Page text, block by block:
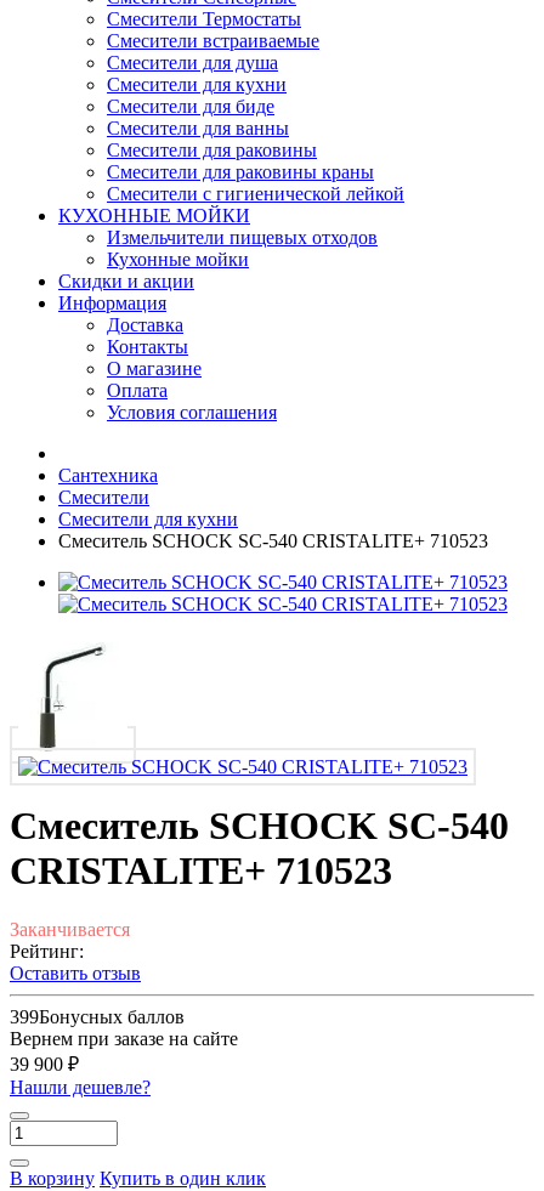
Смесители Термостаты
Смесители встраиваемые
Смесители для душа
Смесители для кухни
Смесители для биде
Смесители для ванны
Смесители для раковины
Смесители для раковины краны
Смесители с гигиенической лейкой
КУХОННЫЕ МОЙКИ
Измельчители пищевых отходов
Кухонные мойки
Скидки и акции
Информация
Доставка
Контакты
О магазине
Оплата
Условия соглашения
Сантехника
Смесители
Смесители для кухни
Смеситель SCHOCK SC-540 CRISTALITE+ 710523
Смеситель SCHOCK SC-540
CRISTALITE+ 710523
Заканчивается
Рейтинг:
Оставить отзыв
399Бонусных баллов
Вернем при заказе на сайте
39 900 ₽
Нашли дешевле?
В корзину Купить в один клик